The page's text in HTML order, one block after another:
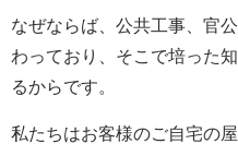
なぜならば、公共工事、官
わっており、そこで培った
るからです。
私たちはお客様のご自宅の